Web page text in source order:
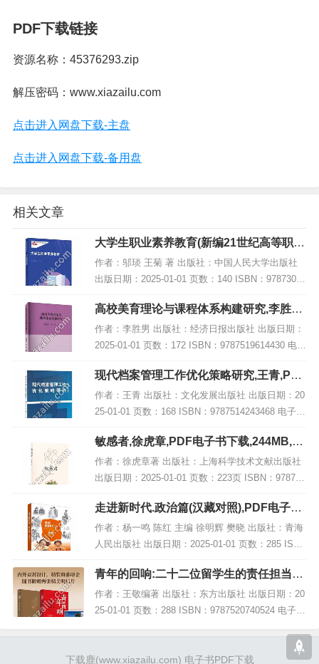
PDF下载链接
资源名称：45376293.zip
解压密码：www.xiazailu.com
点击进入网盘下载-主盘
点击进入网盘下载-备用盘
相关文章
大学生职业素养教育(新编21世纪高等职业
教育精品教材·通识课系列),PDF下载
作者：邬琰 王菊 著 出版社：中国人民大学出版社
出版日期：2025-01-01 页数：140 ISBN：97873003
29963 电子书大小：221MB [高清扫描版PDF格式]
内容简...
高校美育理论与课程体系构建研究,李胜男,
PDF电子书网盘下载
作者：李胜男 出版社：经济日报出版社 出版日期：
2025-01-01 页数：172 ISBN：9787519614430 电子
书大小：191MB [高清扫描版PDF格式] 内容简介
《高校美...
现代档案管理工作优化策略研究,王青,PDF
电子书网盘下载
作者：王青 出版社：文化发展出版社 出版日期：20
25-01-01 页数：168 ISBN：9787514243468 电子书
大小：264MB [高清扫描版PDF格式] 内容简介 书
名：《现...
敏感者,徐虎章,PDF电子书下载,244MB,网
盘资源
作者：徐虎章著 出版社：上海科学技术文献出版社
出版日期：2025-01-01 页数：223页 ISBN：978754
3991064 电子书大小：244MB [高清扫描版PDF格
式] 内容简...
走进新时代.政治篇(汉藏对照),PDF电子书
网盘下载
作者：杨一鸣 陈红 主编 徐明辉 樊晓 出版社：青海
人民出版社 出版日期：2025-01-01 页数：285 ISB
N：9787225066783 电子书大小：178MB [高清扫描
版P...
青年的回响:二十二位留学生的责任担当
(精装),PDF下载
作者：王敬编著 出版社：东方出版社 出版日期：20
25-01-01 页数：288 ISBN：9787520740524 电子书
下载鹿(www.xiazailu.com) 电子书PDF下载